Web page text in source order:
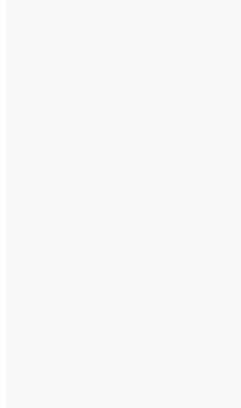
Циферблат выполнен в строгом
деталями, напрямую отсылающими
размещен логотип КАМАЗ с
бегущей лошади. В нижней части
маршрут «PARIS TRIPOLI LE
крупная надпись «DAKAR 92»,
визуальный акцент и сразу
контекст модели. Такая компоновка
информативным и при этом
в массивном позолоченном
безелем. Также корпус
пыли и брызг. Красные акценты по
создают визуальную динамику и
секундной стрелкой. Заводная
часа», что делает профиль корпуса
придает модели характерную
встречающуюся в классических
метки покрыты светосоставом,
условиях слабого освещения.
световыми вставками, а тонкая
в ярко-красном цвете, добавляя
отметке «3 часа» расположен
аккуратно встроенный в общую